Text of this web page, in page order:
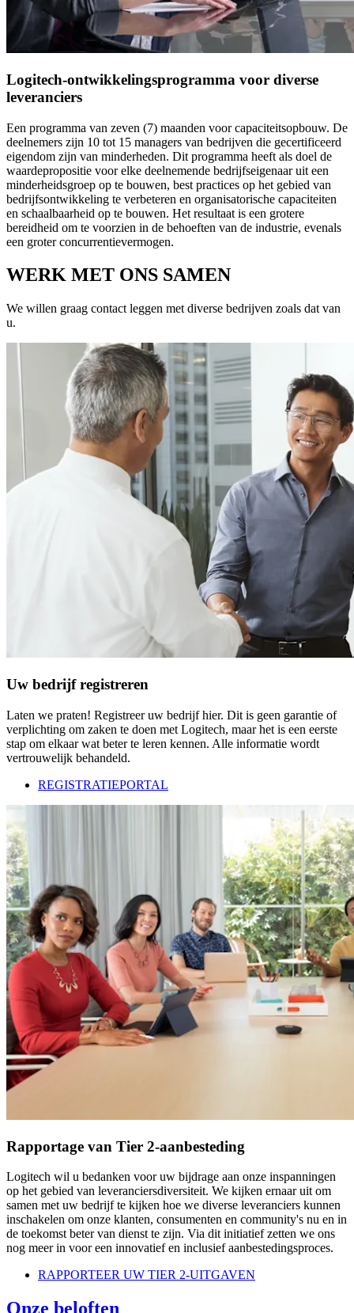
Logitech-ontwikkelingsprogramma voor diverse
leveranciers
Een programma van zeven (7) maanden voor capaciteitsopbouw. De
deelnemers zijn 10 tot 15 managers van bedrijven die gecertificeerd
eigendom zijn van minderheden. Dit programma heeft als doel de
waardepropositie voor elke deelnemende bedrijfseigenaar uit een
minderheidsgroep op te bouwen, best practices op het gebied van
bedrijfsontwikkeling te verbeteren en organisatorische capaciteiten
en schaalbaarheid op te bouwen. Het resultaat is een grotere
bereidheid om te voorzien in de behoeften van de industrie, evenals
een groter concurrentievermogen.
WERK MET ONS SAMEN
We willen graag contact leggen met diverse bedrijven zoals dat van
u.
Uw bedrijf registreren
Laten we praten! Registreer uw bedrijf hier. Dit is geen garantie of
verplichting om zaken te doen met Logitech, maar het is een eerste
stap om elkaar wat beter te leren kennen. Alle informatie wordt
vertrouwelijk behandeld.
REGISTRATIEPORTAL
Rapportage van Tier 2-aanbesteding
Logitech wil u bedanken voor uw bijdrage aan onze inspanningen
op het gebied van leveranciersdiversiteit. We kijken ernaar uit om
samen met uw bedrijf te kijken hoe we diverse leveranciers kunnen
inschakelen om onze klanten, consumenten en community's nu en in
de toekomst beter van dienst te zijn. Via dit initiatief zetten we ons
nog meer in voor een innovatief en inclusief aanbestedingsproces.
RAPPORTEER UW TIER 2-UITGAVEN
Onze beloften